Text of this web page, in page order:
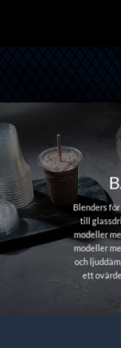
Blenders
till
modeller
modeller
och
ett